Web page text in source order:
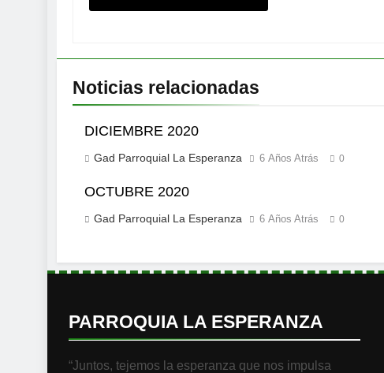
Noticias relacionadas
DICIEMBRE 2020
Gad Parroquial La Esperanza 6 Años Atrás 0
OCTUBRE 2020
Gad Parroquial La Esperanza 6 Años Atrás 0
PARROQUIA LA ESPERANZA
“Juntos, tejemos la esperanza que nos impulsa